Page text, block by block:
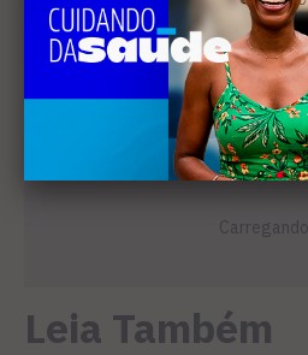
Leia Também